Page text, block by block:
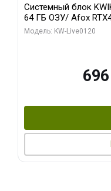
Системный блок
64 ГБ ОЗУ/ Afox
HDMI ATX Turbo/ 1 ТБ
Модель: KW-Live0120